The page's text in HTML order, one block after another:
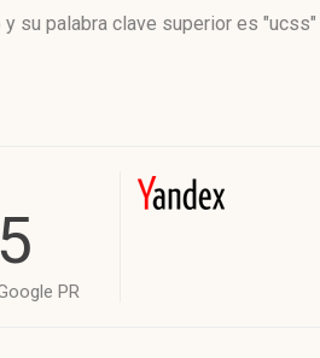
y su palabra clave superior es "ucss"
5
PR